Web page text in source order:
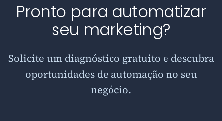
Pronto para automatizar
seu marketing?
Solicite um diagnóstico gratuito e descubra
oportunidades de automação no seu
negócio.